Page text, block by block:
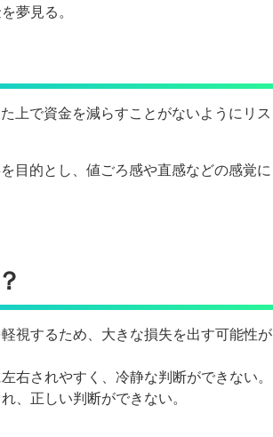
夢見る。
上で資金を減らすことがないようにリス
目的とし、値ごろ感や直感などの感覚に
視するため、大きな損失を出す可能性が
右されやすく、冷静な判断ができない。
、正しい判断ができない。